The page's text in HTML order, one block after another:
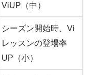
ViUP（中）
シーズン開始時、Vi
レッスンの登場率
UP（小）